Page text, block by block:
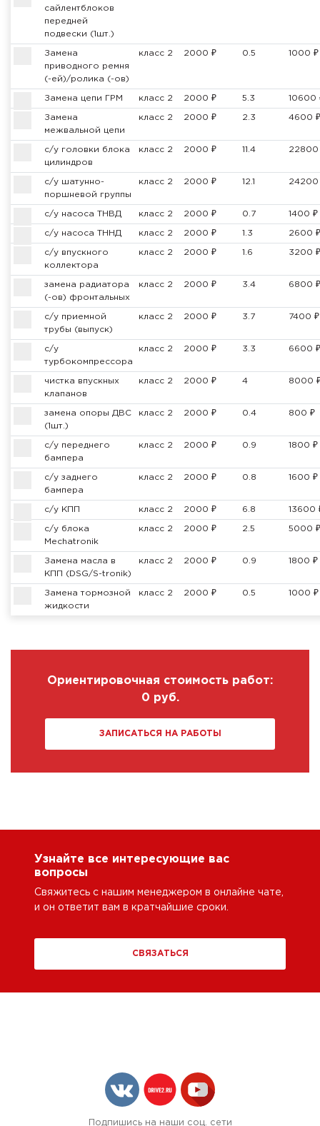
сайлентблоков
передней
подвески (1шт.)
Замена
приводного ремня
(-ей)/ролика (-ов)
класс 2 2000 ₽ 0.5 1000 ₽
Замена цепи ГРМ класс 2 2000 ₽ 5.3 10600
Замена
межвальной цепи
класс 2 2000 ₽ 2.3 4600 ₽
с/у головки блока
цилиндров
класс 2 2000 ₽ 11.4 22800
с/у шатунно-
поршневой группы
класс 2 2000 ₽ 12.1 24200
с/у насоса ТНВД класс 2 2000 ₽ 0.7 1400 ₽
с/у насоса ТННД класс 2 2000 ₽ 1.3 2600 ₽
с/у впускного
коллектора
класс 2 2000 ₽ 1.6 3200 ₽
замена радиатора
(-ов) фронтальных
класс 2 2000 ₽ 3.4 6800 ₽
с/у приемной
трубы (выпуск)
класс 2 2000 ₽ 3.7 7400 ₽
с/у
турбокомпрессора
класс 2 2000 ₽ 3.3 6600 ₽
чистка впускных
клапанов
класс 2 2000 ₽ 4 8000
замена опоры ДВС
(1шт.)
класс 2 2000 ₽ 0.4 800 ₽
с/у переднего
бампера
класс 2 2000 ₽ 0.9 1800 ₽
с/у заднего
бампера
класс 2 2000 ₽ 0.8 1600 ₽
с/у КПП класс 2 2000 ₽ 6.8 13600
с/у блока
Mechatronik
класс 2 2000 ₽ 2.5 5000 ₽
Замена масла в
КПП (DSG/S-tronik)
класс 2 2000 ₽ 0.9 1800 ₽
Замена тормозной
жидкости
класс 2 2000 ₽ 0.5 1000 ₽
Ориентировочная стоимость работ:
0 руб.
ЗАПИСАТЬСЯ НА РАБОТЫ
Узнайте все интересующие вас
вопросы
Свяжитесь с нашим менеджером в онлайне чате,
и он ответит вам в кратчайшие сроки.
СВЯЗАТЬСЯ
Подпишись на наши соц. сети